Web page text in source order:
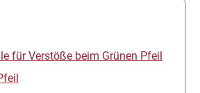
für Verstöße beim Grünen Pfeil